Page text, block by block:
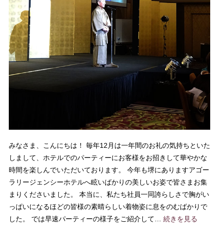
みなさま、こんにちは！ 毎年12月は一年間のお礼の気持ちといた
しまして、ホテルでのパーティーにお客様をお招きして華やかな
時間を楽しんでいただいております。 今年も堺にありますアゴー
ラリージェンシーホテルへ眩いばかりの美しいお姿で皆さまお集
まりくださいました。 本当に、私たち社員一同誇らしさで胸がい
っぱいになるほどの皆様の素晴らしい着物姿に息をのむばかりで
した。 では早速パーティーの様子をご紹介して… 続きを見る